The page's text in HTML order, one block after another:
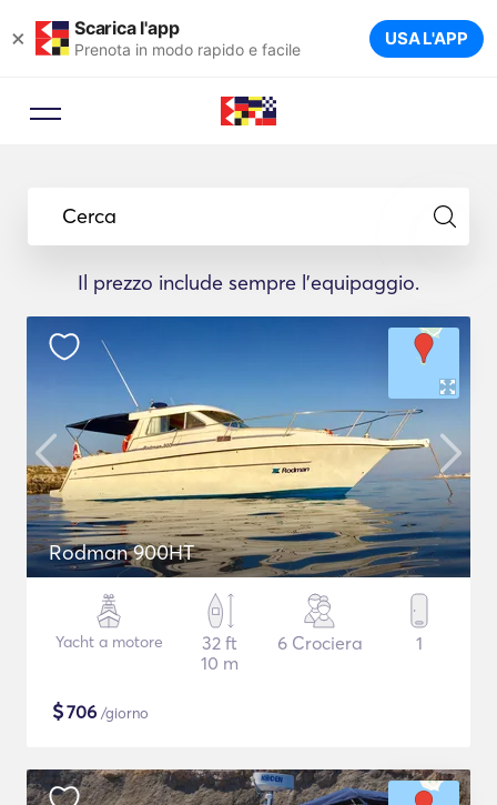
× Scarica l'app
Prenota in modo rapido e facile USA L'APP
Cerca
Il prezzo include sempre l'equipaggio.
Rodman 900HT
Yacht a motore
32 ft
10 m
6 Crociera 1
$706 /giorno